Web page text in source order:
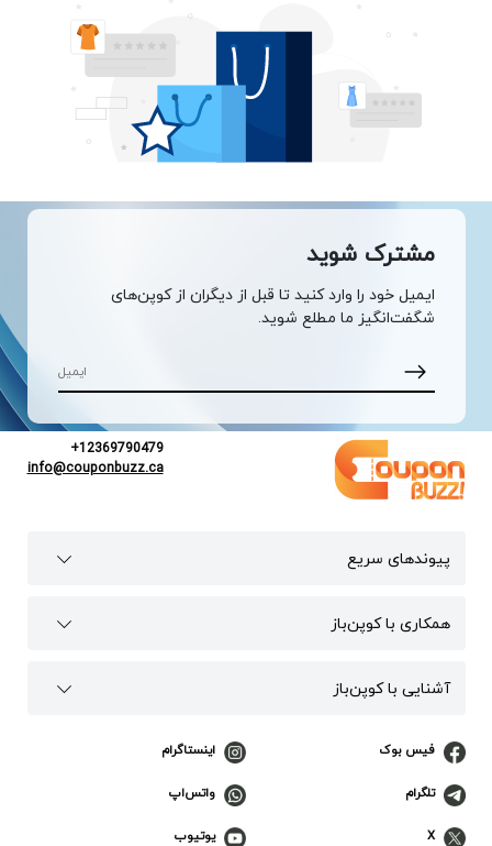
مشترک شوید
ایمیل خود را وارد کنید تا قبل از دیگران از کوپن‌های
شگفت‌انگیز ما مطلع شوید.
+12369790479
info@couponbuzz.ca
پیوند‌های سریع
همکاری با کوپن‌باز
آشنایی با کوپن‌باز
فیس بوک اینستاگرام
تلگرام واتس‌اپ
X یوتیوب